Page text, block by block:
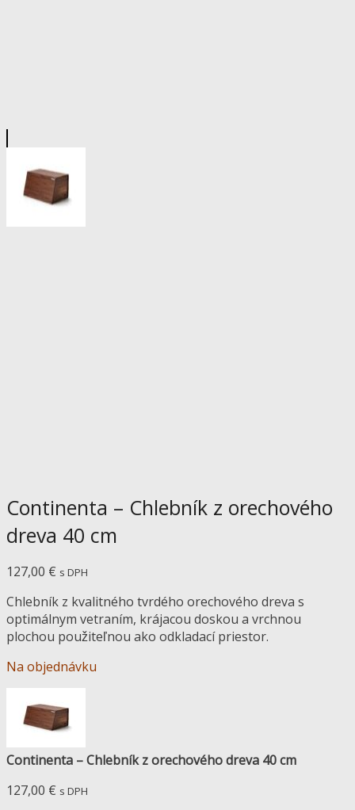
Continenta – Chlebník z orechového
dreva 40 cm
127,00 € s DPH
Chlebník z kvalitného tvrdého orechového dreva s
optimálnym vetraním, krájacou doskou a vrchnou
plochou použiteľnou ako odkladací priestor.
Na objednávku
Continenta – Chlebník z orechového dreva 40 cm
127,00 € s DPH